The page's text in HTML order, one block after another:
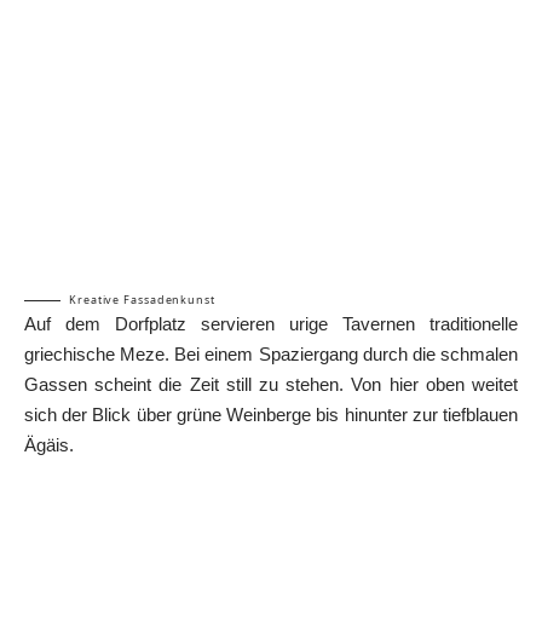
Kreative Fassadenkunst
Auf dem Dorfplatz servieren urige Tavernen traditionelle
griechische Meze. Bei einem Spaziergang durch die schmalen
Gassen scheint die Zeit still zu stehen. Von hier oben weitet
sich der Blick über grüne Weinberge bis hinunter zur tiefblauen
Ägäis.